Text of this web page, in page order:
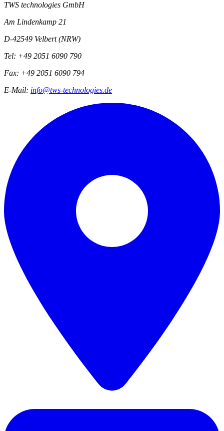
TWS technologies GmbH
Am Lindenkamp 21
D-42549 Velbert (NRW)
Tel: +49 2051 6090 790
Fax: +49 2051 6090 794
E-Mail: info@tws-technologies.de